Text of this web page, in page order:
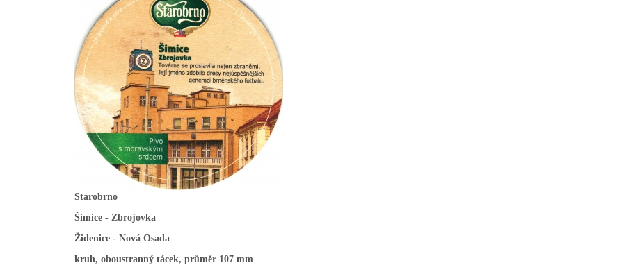
Starobrno
Šimice - Zbrojovka
Židenice - Nová Osada
kruh, oboustranný tácek, průměr 107 mm